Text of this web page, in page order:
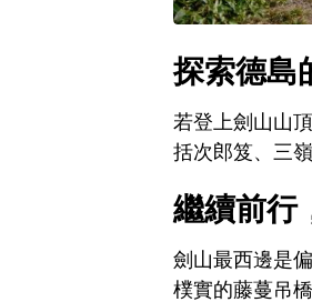
探索德島
若登上劍山山
括次郎笈、三
繼續前行
劍山最西邊是
樸實的藤蔓吊橋